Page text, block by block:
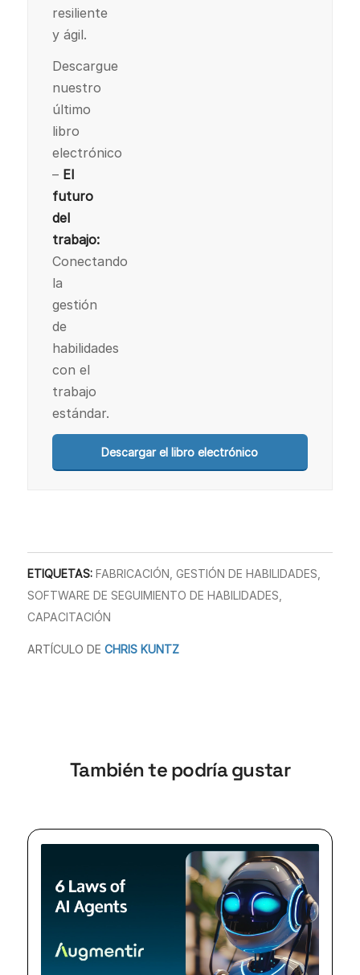
resiliente
y ágil.
Descargue
nuestro
último
libro
electrónico
– El
futuro
del
trabajo:
Conectando
la
gestión
de
habilidades
con el
trabajo
estándar.
Descargar el libro electrónico
ETIQUETAS: FABRICACIÓN GESTIÓN DE HABILIDADES
SOFTWARE DE SEGUIMIENTO DE HABILIDADES
CAPACITACIÓN
ARTÍCULO DE CHRIS KUNTZ
También te podría gustar